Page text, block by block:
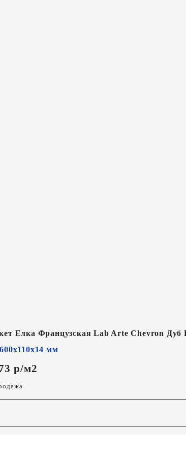
Елка Французская Lab Arte Chevron Дуб
мм
р/м2